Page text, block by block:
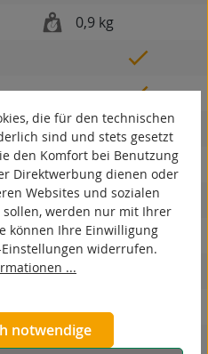
0,9 kg
Bockrolle
die für den technischen
sind und stets gesetzt
den Komfort bei Benutzung
Direktwerbung dienen oder
Websites und sozialen
werden nur mit Ihrer
können Ihre Einwilligung
widerrufen.
...
notwendige